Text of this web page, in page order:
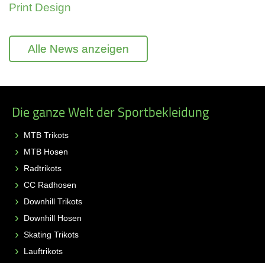
Print Design
Alle News anzeigen
Die ganze Welt der Sportbekleidung
MTB Trikots
MTB Hosen
Radtrikots
CC Radhosen
Downhill Trikots
Downhill Hosen
Skating Trikots
Lauftrikots